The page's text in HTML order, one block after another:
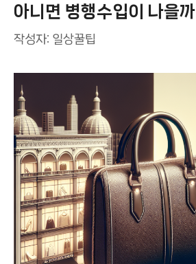
아니면 병행수입이 나을까
작성자: 일상꿀팁